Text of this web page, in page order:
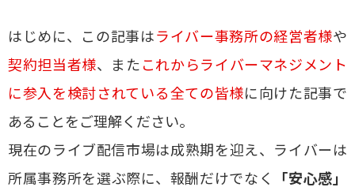
はじめに、この記事はライバー事務所の経営者様や
契約担当者様、またこれからライバーマネジメント
に参入を検討されている全ての皆様に向けた記事で
あることをご理解ください。
現在のライブ配信市場は成熟期を迎え、ライバーは
所属事務所を選ぶ際に、報酬だけでなく
「安心感」